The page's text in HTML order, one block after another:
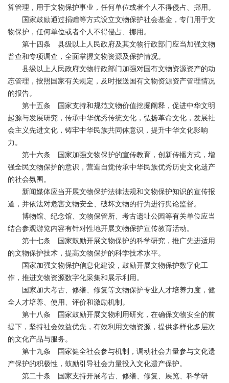
算管理，用于文物保护事业，任何单位或者个人不得侵占、挪用。
国家鼓励通过捐赠等方式设立文物保护社会基金，专门用于文
物保护，任何单位或者个人不得侵占、挪用。
第十四条 县级以上人民政府及其文物行政部门应当加强文物
普查和专项调查，全面掌握文物资源及保护情况。
县级以上人民政府文物行政部门加强对国有文物资源资产的动
态管理，按照国家有关规定，及时报送国有文物资源资产管理情况
的报告。
第十五条 国家支持和规范文物价值挖掘阐释，促进中华文明
起源与发展研究，传承中华优秀传统文化，弘扬革命文化，发展社
会主义先进文化，铸牢中华民族共同体意识，提升中华文化影响
力。
第十六条 国家加强文物保护的宣传教育，创新传播方式，增
强全民文物保护的意识，营造自觉传承中华民族优秀历史文化遗产
的社会氛围。
新闻媒体应当开展文物保护法律法规和文物保护知识的宣传报
道，并依法对危害文物安全、破坏文物的行为进行舆论监督。
博物馆、纪念馆、文物保管所、考古遗址公园等有关单位应当
结合参观游览内容有针对性地开展文物保护宣传教育活动。
第十七条 国家鼓励开展文物保护的科学研究，推广先进适用
的文物保护技术，提高文物保护的科学技术水平。
国家加强文物保护信息化建设，鼓励开展文物保护数字化工
作，推进文物资源数字化采集和展示利用。
国家加大考古、修缮、修复等文物保护专业人才培养力度，健
全人才培养、使用、评价和激励机制。
第十八条 国家鼓励开展文物利用研究，在确保文物安全的前
提下，坚持社会效益优先，有效利用文物资源，提供多样化多层次
的文化产品与服务。
第十九条 国家健全社会参与机制，调动社会力量参与文化遗
产保护的积极性，鼓励引导社会力量投入文化遗产保护。
第二十条 国家支持开展考古、修缮、修复、展览、科学研